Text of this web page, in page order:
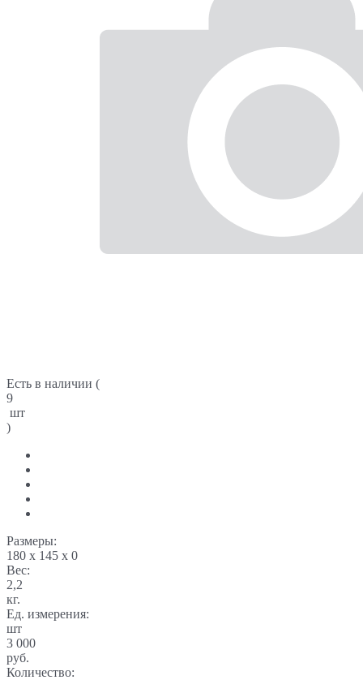
Есть в наличии (
9
шт
)
Размеры:
180 x 145 x 0
Вес:
2,2
кг.
Ед. измерения:
шт
3 000
руб.
Количество: